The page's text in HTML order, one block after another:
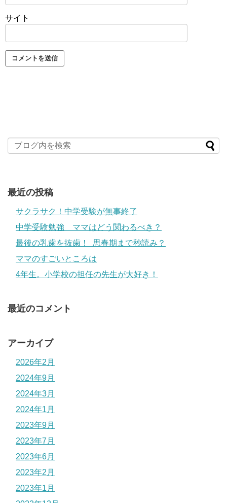
サイト
最近の投稿
サクラサク！中学受験が無事終了
中学受験勉強 ママはどう関わるべき？
最後の乳歯を抜歯！ 思春期まで秒読み？
ママのすごいところは
4年生。小学校の担任の先生が大好き！
最近のコメント
アーカイブ
2026年2月
2024年9月
2024年3月
2024年1月
2023年9月
2023年7月
2023年6月
2023年2月
2023年1月